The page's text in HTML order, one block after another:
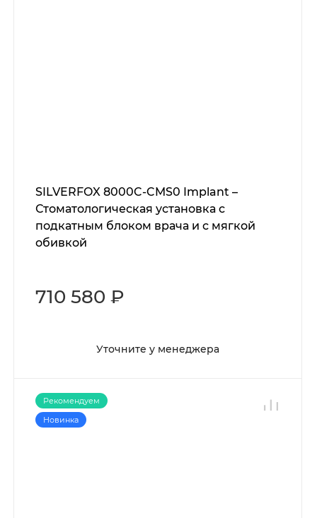
SILVERFOX 8000C-CMS0 Implant –
Стоматологическая установка с
подкатным блоком врача и с мягкой
обивкой
710 580 ₽
Уточните у менеджера
Рекомендуем
Новинка